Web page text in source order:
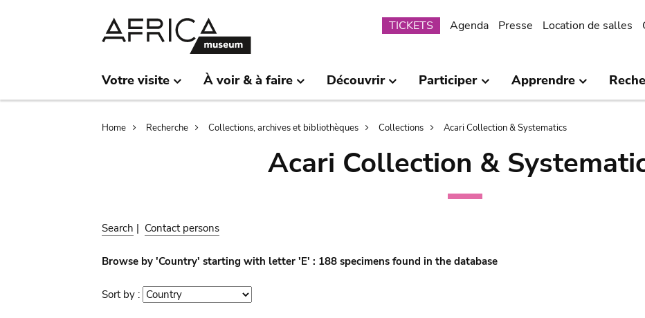
Submenu
TICKETS Agenda Presse Location de salles
Votre visite À voir & à faire Découvrir Participer Apprendre
Breadcrumb
Home Recherche Collections, archives et bibliothèques Collections Acari Collection & Systematics
Acari Collection &
Search | Contact persons
Browse by 'Country' starting with letter 'E' : 188 specimens found in the database
Sort by : Sort